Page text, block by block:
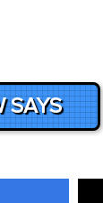
SAYS